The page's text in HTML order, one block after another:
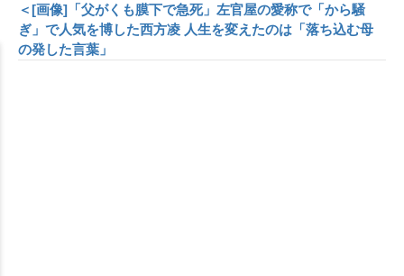
＜[画像]「父がくも膜下で急死」左官屋の愛称で「から騒
ぎ」で人気を博した西方凌 人生を変えたのは「落ち込む母
の発した言葉」